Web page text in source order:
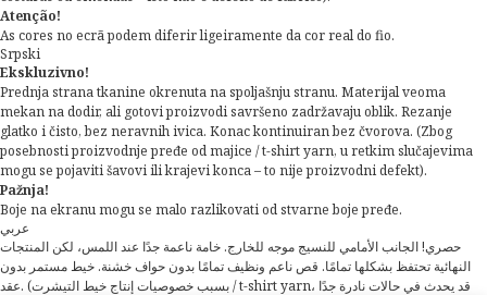
Atenção!
As cores no ecrã podem diferir ligeiramente da cor real do fio.
Srpski
Ekskluzivno!
Prednja strana tkanine okrenuta na spoljašnju stranu. Materijal veoma
mekan na dodir, ali gotovi proizvodi savršeno zadržavaju oblik. Rezanje
glatko i čisto, bez neravnih ivica. Konac kontinuiran bez čvorova. (Zbog
posebnosti proizvodnje pređe od majice / t-shirt yarn, u retkim slučajevima
mogu se pojaviti šavovi ili krajevi konca – to nije proizvodni defekt).
Pažnja!
Boje na ekranu mogu se malo razlikovati od stvarne boje pređe.
عربي
حصري! الجانب الأمامي للنسيج موجه للخارج. خامة ناعمة جدًا عند اللمس، لكن المنتجات
النهائية تحتفظ بشكلها تمامًا. قص ناعم ونظيف تمامًا بدون حواف خشنة. خيط مستمر بدون
عقد. (بسبب خصوصيات إنتاج خيط التيشرت / t-shirt yarn، قد يحدث في حالات نادرة جدًا